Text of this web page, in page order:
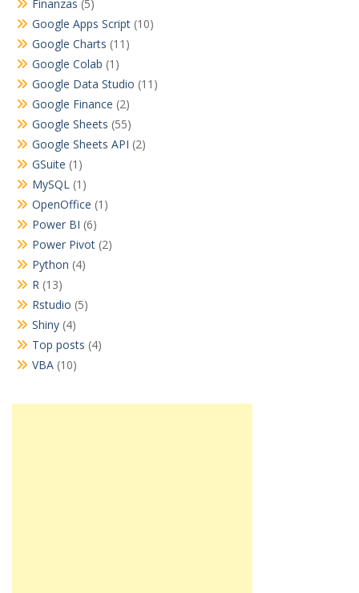
Finanzas (5)
Google Apps Script (10)
Google Charts (11)
Google Colab (1)
Google Data Studio (11)
Google Finance (2)
Google Sheets (55)
Google Sheets API (2)
GSuite (1)
MySQL (1)
OpenOffice (1)
Power BI (6)
Power Pivot (2)
Python (4)
R (13)
Rstudio (5)
Shiny (4)
Top posts (4)
VBA (10)